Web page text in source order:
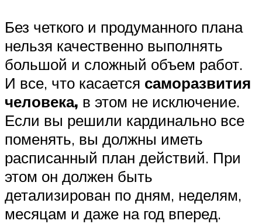
Без четкого и продуманного плана
нельзя качественно выполнять
большой и сложный объем работ.
И все, что касается саморазвития
человека, в этом не исключение.
Если вы решили кардинально все
поменять, вы должны иметь
расписанный план действий. При
этом он должен быть
детализирован по дням, неделям,
месяцам и даже на год вперед.